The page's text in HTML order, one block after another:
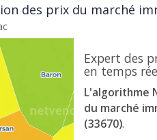
des prix du marché
Expert des
en temps
L'algorithme
du marché
(33670).